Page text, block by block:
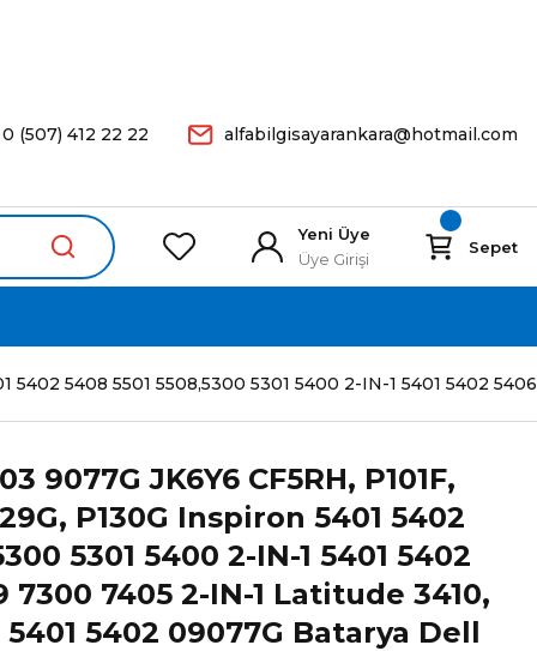
0 (507) 412 22 22 alfabilgisayarankara@hotmail.com
Yeni Üye
Üye Girişi
Sepet
5402 5408 5501 5508,5300 5301 5400 2-IN-1 5401 5402
9077G JK6Y6 CF5RH, P101F,
P130G Inspiron 5401 5402
5301 5400 2-IN-1 5401 5402
7300 7405 2-IN-1 Latitude 3410,
5401 5402 09077G Batarya Dell